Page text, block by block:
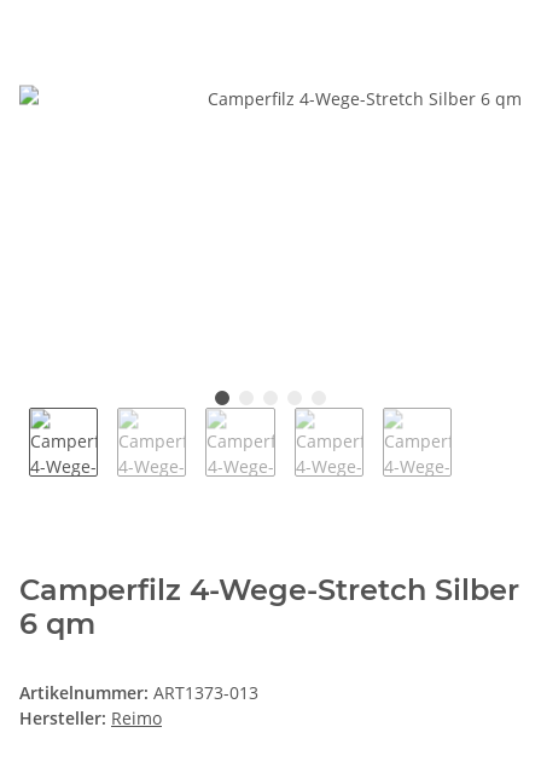
Camperfilz 4-Wege-Stretch Silber
6 qm
Artikelnummer: ART1373-013
Hersteller: Reimo